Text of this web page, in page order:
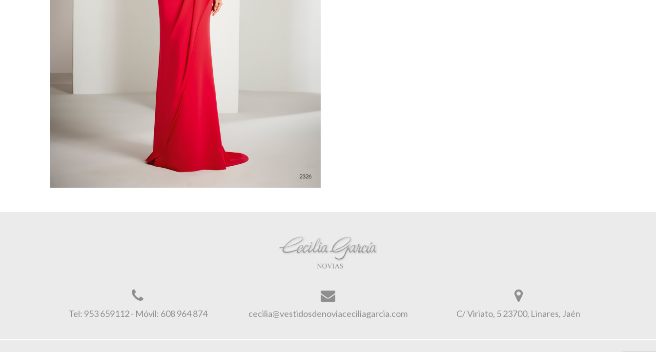
Tel: 953 659112 - Móvil: 608 964 874 cecilia@vestidosdenoviaceciliagarcia.com C/ Viriato, 5 23700, Linares, Jaén